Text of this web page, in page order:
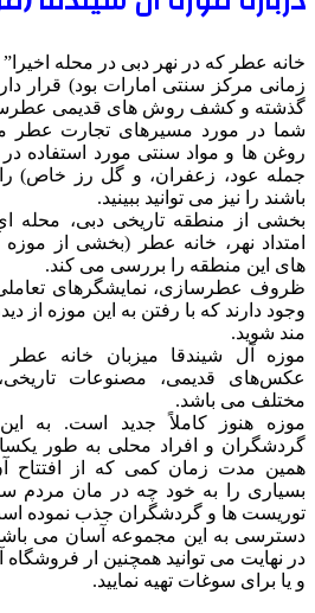
خانه عطر که در نهر دبی در محله
زمانی مرکز سنتی امارات بود) قرار
گذشته و کشف روش های قدیمی
شما در مورد مسیرهای تجارت عطر
روغن ها و مواد سنتی مورد استفاده
جمله عود، زعفران، و گل رز خاص)
باشند را نیز می توانید ببینید.
بخشی از منطقه تاریخی دبی، محله
امتداد نهر، خانه عطر (بخشی از موزه
های این منطقه را بررسی می کند.
ظروف عطرسازی، نمایشگرهای تعاملی
وجود دارند که با رفتن به این موزه از
مند شوید.
موزه آل شیندقا میزبان خانه
عکس‌های قدیمی، مصنوعات تاریخی،
مختلف می باشد.
موزه هنوز کاملاً جدید است. به
گردشگران و افراد محلی به طور
همین مدت زمان کمی که از افتتاح
بسیاری را به خود چه در مان مردم
توریست ها و گردشگران جذب نموده
دسترسی به این مجموعه آسان می باشد
در نهایت می توانید همچنین ار فروشگاه
و یا برای سوغات تهیه نمایید.